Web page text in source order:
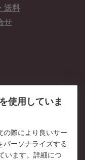
送料
せ
報
使用していま
の際により良いサー
パーソナライズする
います。詳細につ